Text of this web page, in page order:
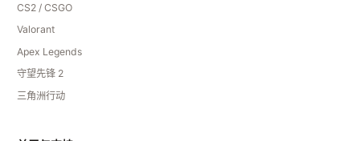
CS2 / CSGO
Valorant
Apex Legends
守望先锋 2
三角洲行动